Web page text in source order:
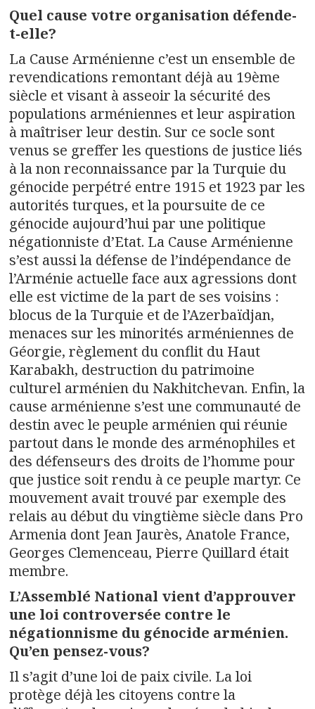
Quel cause votre organisation défende-
t-elle?
La Cause Arménienne c’est un ensemble de
revendications remontant déjà au 19ème
siècle et visant à asseoir la sécurité des
populations arméniennes et leur aspiration
à maîtriser leur destin. Sur ce socle sont
venus se greffer les questions de justice liés
à la non reconnaissance par la Turquie du
génocide perpétré entre 1915 et 1923 par les
autorités turques, et la poursuite de ce
génocide aujourd’hui par une politique
négationniste d’Etat. La Cause Arménienne
s’est aussi la défense de l’indépendance de
l’Arménie actuelle face aux agressions dont
elle est victime de la part de ses voisins :
blocus de la Turquie et de l’Azerbaïdjan,
menaces sur les minorités arméniennes de
Géorgie, règlement du conflit du Haut
Karabakh, destruction du patrimoine
culturel arménien du Nakhitchevan. Enfin, la
cause arménienne s’est une communauté de
destin avec le peuple arménien qui réunie
partout dans le monde des arménophiles et
des défenseurs des droits de l’homme pour
que justice soit rendu à ce peuple martyr. Ce
mouvement avait trouvé par exemple des
relais au début du vingtième siècle dans Pro
Armenia dont Jean Jaurès, Anatole France,
Georges Clemenceau, Pierre Quillard était
membre.
L’Assemblé National vient d’approuver
une loi controversée contre le
négationnisme du génocide arménien.
Qu’en pensez-vous?
Il s’agit d’une loi de paix civile. La loi
protège déjà les citoyens contre la